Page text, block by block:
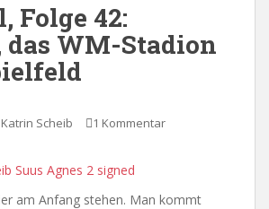
Folge 42:
das WM-Stadion
Katrin Scheib 1 Kommentar
am Anfang stehen. Man kommt